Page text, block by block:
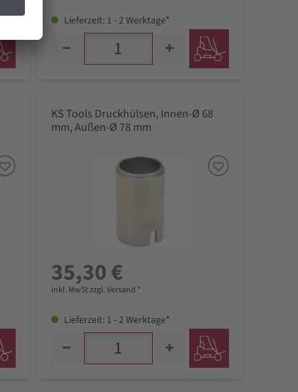
Lieferzeit: 1 - 2 Werktage*
KS Tools Druckhülsen, Innen-Ø 68
mm, Außen-Ø 78 mm
35,30 €
inkl. MwSt zzgl. Versand *
Lieferzeit: 1 - 2 Werktage*